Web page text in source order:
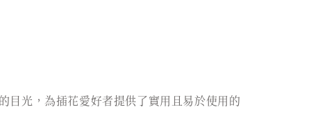
目光，為插花愛好者提供了實用且易於使用的